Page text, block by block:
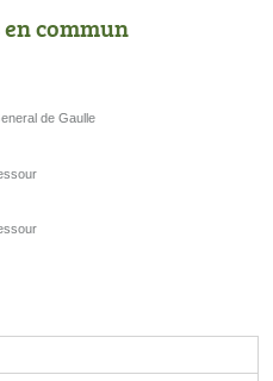
commun
de Gaulle